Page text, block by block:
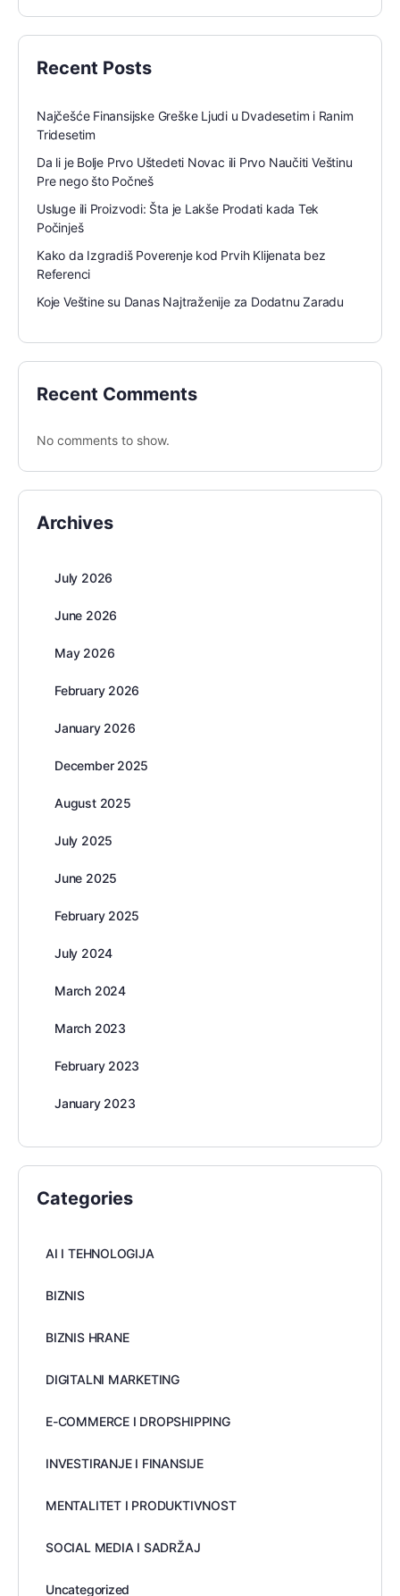
Recent Posts
Najčešće Finansijske Greške Ljudi u Dvadesetim i Ranim
Tridesetim
Da li je Bolje Prvo Uštedeti Novac ili Prvo Naučiti Veštinu
Pre nego što Počneš
Usluge ili Proizvodi: Šta je Lakše Prodati kada Tek
Počinješ
Kako da Izgradiš Poverenje kod Prvih Klijenata bez
Referenci
Koje Veštine su Danas Najtraženije za Dodatnu Zaradu
Recent Comments
No comments to show.
Archives
July 2026
June 2026
May 2026
February 2026
January 2026
December 2025
August 2025
July 2025
June 2025
February 2025
July 2024
March 2024
March 2023
February 2023
January 2023
Categories
AI I TEHNOLOGIJA
BIZNIS
BIZNIS HRANE
DIGITALNI MARKETING
E-COMMERCE I DROPSHIPPING
INVESTIRANJE I FINANSIJE
MENTALITET I PRODUKTIVNOST
SOCIAL MEDIA I SADRŽAJ
Uncategorized